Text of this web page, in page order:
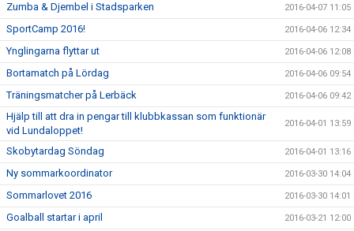
Zumba & Djembel i Stadsparken 2016-04-07 11:05
SportCamp 2016! 2016-04-06 12:34
Ynglingarna flyttar ut 2016-04-06 12:08
Bortamatch på Lördag 2016-04-06 09:54
Träningsmatcher på Lerbäck 2016-04-06 09:42
Hjälp till att dra in pengar till klubbkassan som funktionär
vid Lundaloppet!
2016-04-01 13:59
Skobytardag Söndag 2016-04-01 13:16
Ny sommarkoordinator 2016-03-30 14:04
Sommarlovet 2016 2016-03-30 14:01
Goalball startar i april 2016-03-21 12:00